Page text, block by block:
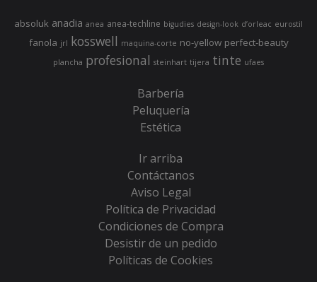
absoluk anadia anea anea-techline bigudies design-look d’orleac eurostil
fanola jrl kosswell maquina-corte no-yellow perfect-beauty
plancha profesional steinhart tijera tinte ufaes
Barbería
Peluquería
Estética
Ir arriba
Contáctanos
Aviso Legal
Política de Privacidad
Condiciones de Compra
Desistir de un pedido
Políticas de Cookies